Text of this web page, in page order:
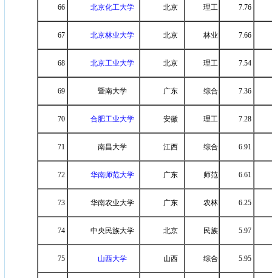
66 北京化工大学 北京 理工 7.76
67 北京林业大学 北京 林业 7.66
68 北京工业大学 北京 理工 7.54
69 暨南大学 广东 综合 7.36
70 合肥工业大学 安徽 理工 7.28
71 南昌大学 江西 综合 6.91
72 华南师范大学 广东 师范 6.61
73 华南农业大学 广东 农林 6.25
74 中央民族大学 北京 民族 5.97
75 山西大学 山西 综合 5.95